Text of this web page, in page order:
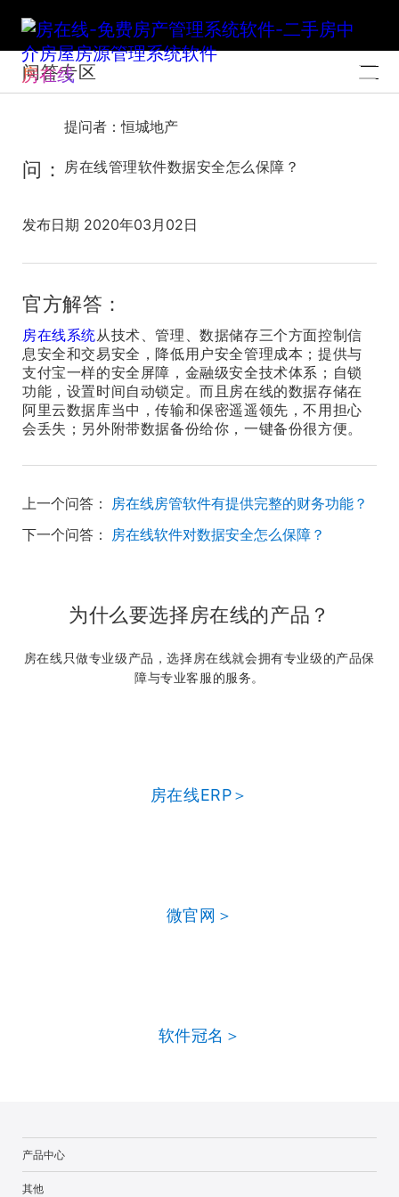
房在线
问答专区
提问者：恒城地产
问： 房在线管理软件数据安全怎么保障？
发布日期 2020年03月02日
官方解答：
房在线系统从技术、管理、数据储存三个方面控制信
息安全和交易安全，降低用户安全管理成本；提供与
支付宝一样的安全屏障，金融级安全技术体系；自锁
功能，设置时间自动锁定。而且房在线的数据存储在
阿里云数据库当中，传输和保密遥遥领先，不用担心
会丢失；另外附带数据备份给你，一键备份很方便。
上一个问答： 房在线房管软件有提供完整的财务功能？
下一个问答： 房在线软件对数据安全怎么保障？
为什么要选择房在线的产品？
房在线只做专业级产品，选择房在线就会拥有专业级的产品保
障与专业客服的服务。
房在线ERP＞
微官网＞
软件冠名＞
产品中心
其他